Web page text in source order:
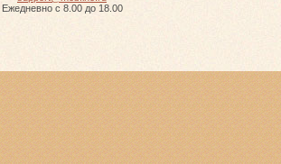
Ежедневно с 8.00 до 18.00